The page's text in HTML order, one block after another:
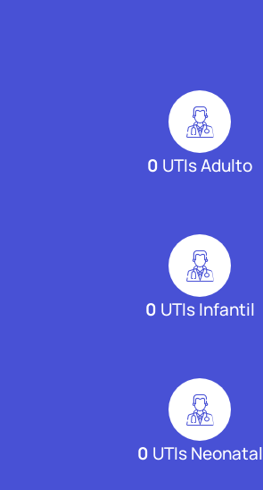
0 UTIs Adulto
0 UTIs Infantil
0 UTIs Neonatal